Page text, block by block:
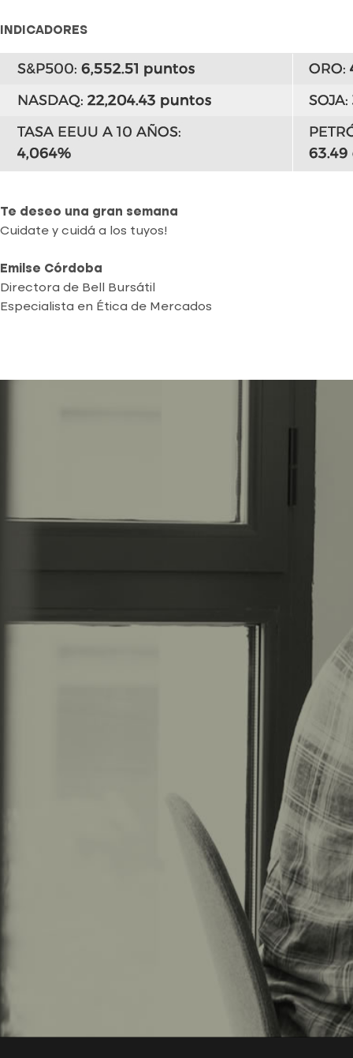
INDICADORES
Te deseo una gran semana
Cuidate y cuidá a los tuyos!
Emilse Córdoba
Directora de Bell Bursátil
Especialista en Ética de Mercados